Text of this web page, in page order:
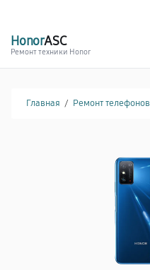
HonorASC
Ремонт техники Honor
Главная / Ремонт телефонов